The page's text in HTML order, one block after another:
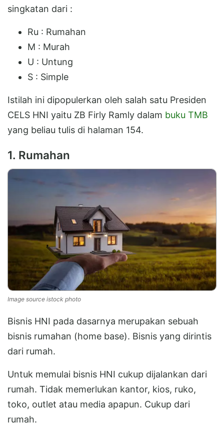
singkatan dari :
Ru : Rumahan
M : Murah
U : Untung
S : Simple
Istilah ini dipopulerkan oleh salah satu Presiden
CELS HNI yaitu ZB Firly Ramly dalam buku TMB
yang beliau tulis di halaman 154.
1. Rumahan
Image source istock photo
Bisnis HNI pada dasarnya merupakan sebuah
bisnis rumahan (home base). Bisnis yang dirintis
dari rumah.
Untuk memulai bisnis HNI cukup dijalankan dari
rumah. Tidak memerlukan kantor, kios, ruko,
toko, outlet atau media apapun. Cukup dari
rumah.